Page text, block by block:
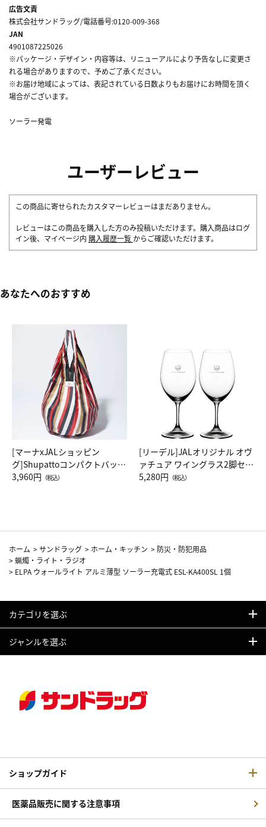
広告文責
株式会社サンドラッグ/電話番号:0120-009-368
JAN
4901087225026
※パッケージ・デザイン・内容等は、リニューアルにより予告なしに変更さ
れる場合がありますので、予めご了承ください。
※お届け地域によっては、表記されている日数よりもお届けにお時間を頂く
場合がございます。
ソーラー発電
ユーザーレビュー
この商品に寄せられたカスタマーレビューはまだありません。
レビューはこの商品を購入した方のみ投稿いただけます。購入商品はログ
イン後、マイページ内 購入履歴一覧 からご確認いただけます。
あなたへのおすすめ
[マーナxJALショッピン
グ]Shupattoコンパクトバッグ
Drop JAL客室乗務員（LC）ス
3,960円 （税込）
[リーデル]JALオリジナル オヴ
ァチュア ワイングラス2脚セッ
ト（レッドワイン）
5,280円 （税込）
ホーム >サンドラッグ > ホーム・キッチン > 防災・防犯用品
>蝋燭・ライト・ラジオ
> ELPA ウォールライト アルミ薄型 ソーラー充電式 ESL-KA400SL 1個
カテゴリを選ぶ
ジャンルを選ぶ
ショップガイド
医薬品販売に関する注意事項